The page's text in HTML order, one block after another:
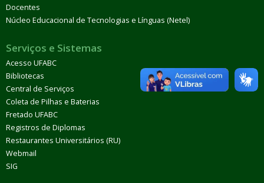
Docentes
Núcleo Educacional de Tecnologias e Línguas (Netel)
Serviços e Sistemas
Acesso UFABC
Bibliotecas
Central de Serviços
Coleta de Pilhas e Baterias
Fretado UFABC
Registros de Diplomas
Restaurantes Universitários (RU)
Webmail
SIG